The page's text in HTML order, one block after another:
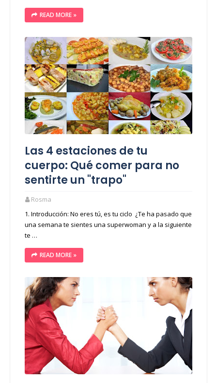
READ MORE »
Las 4 estaciones de tu
cuerpo: Qué comer para no
sentirte un "trapo"
Rosma
1. Introducción: No eres tú, es tu ciclo ¿Te ha pasado que
una semana te sientes una superwoman y a la siguiente
te …
READ MORE »